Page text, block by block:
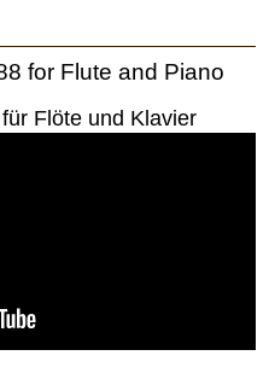
for Flute and Piano
Flöte und Klavier